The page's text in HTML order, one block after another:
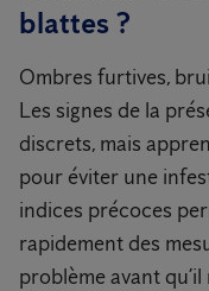
blattes ?
Ombres furtives,
Les signes de la
discrets, mais
pour éviter une
indices précoces
rapidement des
problème avant qu’il